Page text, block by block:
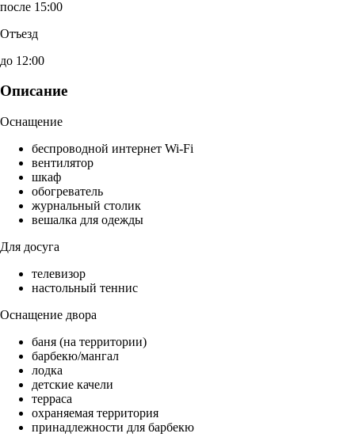
после 15:00
Отъезд
до 12:00
Описание
Оснащение
беспроводной интернет Wi-Fi
вентилятор
шкаф
обогреватель
журнальный столик
вешалка для одежды
Для досуга
телевизор
настольный теннис
Оснащение двора
баня (на территории)
барбекю/мангал
лодка
детские качели
терраса
охраняемая территория
принадлежности для барбекю